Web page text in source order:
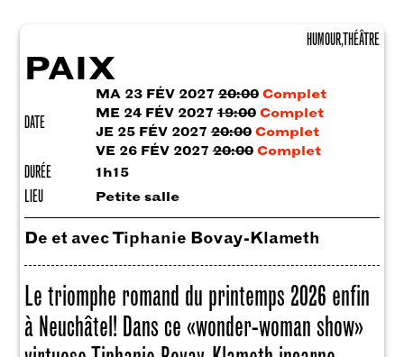
HUMOUR, THÉÂTRE
PAIX
DATE
MA 23 FÉV 202720:00 Complet
ME 24 FÉV 202719:00 Complet
JE 25 FÉV 202720:00 Complet
VE 26 FÉV 202720:00 Complet
DURÉE 1h15
LIEU Petite salle
De et avec Tiphanie Bovay-Klameth
Le triomphe romand du printemps 2026 enfin
à Neuchâtel! Dans ce «wonder-woman show»